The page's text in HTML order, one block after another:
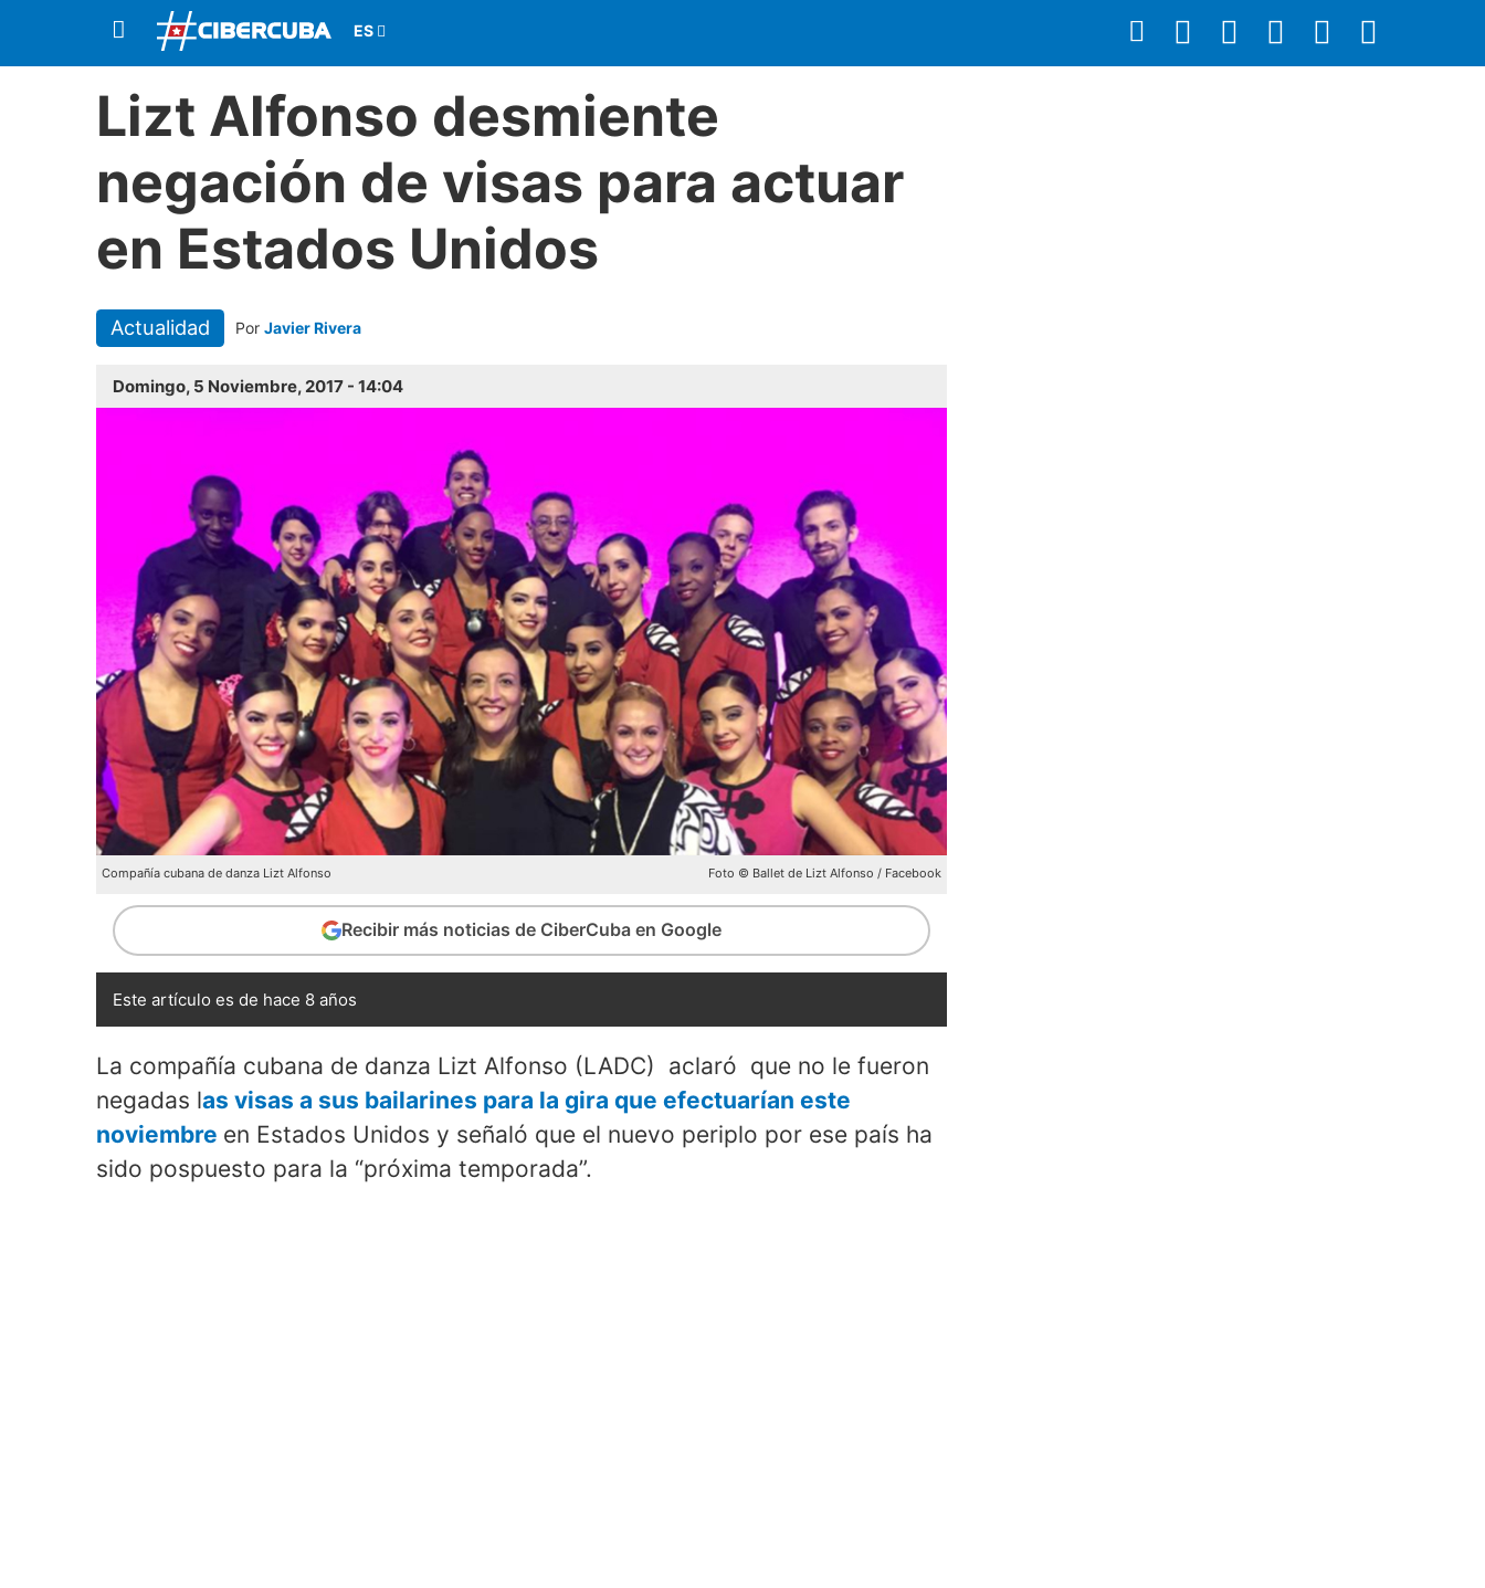
Lizt Alfonso desmiente
negación de visas para actuar
en Estados Unidos
Actualidad Por Javier Rivera
Domingo, 5 Noviembre, 2017 - 14:04
Compañía cubana de danza Lizt Alfonso Foto © Ballet de Lizt Alfonso / Facebook
Recibir más noticias de CiberCuba en Google
Este artículo es de hace 8 años
La compañía cubana de danza Lizt Alfonso (LADC) aclaró que no le fueron
negadas las visas a sus bailarines para la gira que efectuarían este
noviembre en Estados Unidos y señaló que el nuevo periplo por ese país ha
sido pospuesto para la “próxima temporada”.